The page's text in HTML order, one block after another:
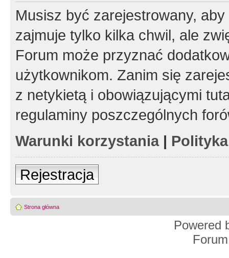
Musisz być zarejestrowany,
zajmuje tylko kilka chwil, ale
Forum może przyznać
użytkownikom. Zanim się
z netykietą i obowiązującymi
regulaminy poszczególnych
Warunki korzystania|
Rejestracja
Strona główna
Powered